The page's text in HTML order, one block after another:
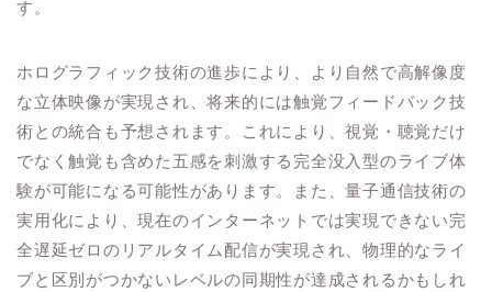
す。
ホログラフィック技術の進歩により、より自然で高解像度
な立体映像が実現され、将来的には触覚フィードバック技
術との統合も予想されます。これにより、視覚・聴覚だけ
でなく触覚も含めた五感を刺激する完全没入型のライブ体
験が可能になる可能性があります。また、量子通信技術の
実用化により、現在のインターネットでは実現できない完
全遅延ゼロのリアルタイム配信が実現され、物理的なライ
ブと区別がつかないレベルの同期性が達成されるかもしれ